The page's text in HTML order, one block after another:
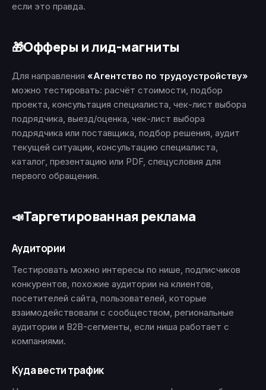
если это правда.
🎁Офферы и лид-магниты
Для направления «Агентство по трудоустройству»
можно тестировать: расчёт стоимости, подбор
проекта, консультация специалиста, чек-лист выбора
подрядчика, выезд/оценка, чек-лист выбора
подрядчика или поставщика, подбор решения, аудит
текущей ситуации, консультацию специалиста,
каталог, презентацию или PDF, спецусловия для
первого обращения.
📣Таргетированная реклама
Аудитории
Тестировать можно интересы по нише, подписчиков
конкурентов, похожие аудитории на клиентов,
посетителей сайта, пользователей, которые
взаимодействовали с сообществом, региональные
аудитории и B2B-сегменты, если ниша работает с
компаниями.
Куда вести трафик